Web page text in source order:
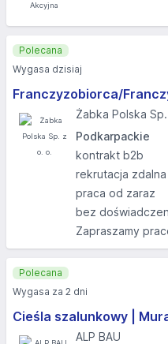
Franczyzobiorca/
Żabka Polska
Podkarpackie
kontrakt b2b
rekrutacja zdalna
praca od zaraz
bez
Zapraszamy
Polecana
Wygasa dzisiaj
Cieśla szalunkowy |
ALP BAU
Polecana
Wygasa za 2 dni